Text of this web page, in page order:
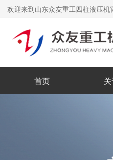
欢迎来到山东众友重工四柱液压
首页